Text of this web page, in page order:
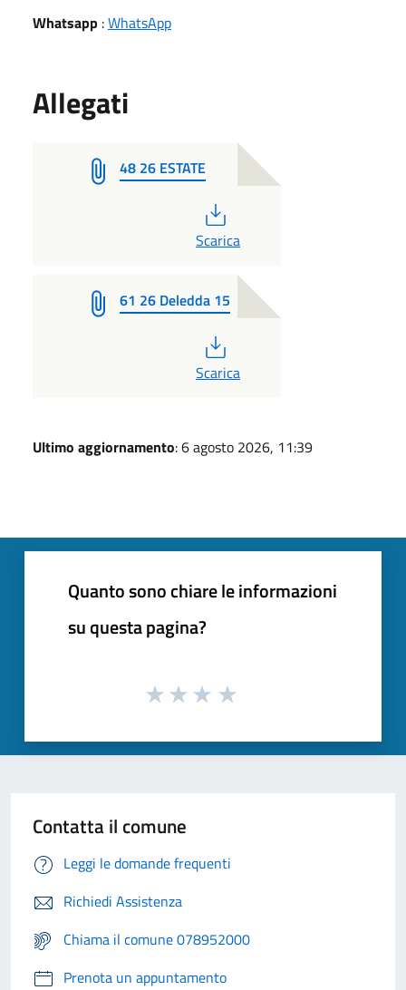
Whatsapp :WhatsApp
Allegati
48 26 ESTATE
Scarica
61 26 Deledda 15
Scarica
Ultimo aggiornamento: 6 agosto 2026, 11:39
Quanto sono chiare le informazioni
su questa pagina?
Contatta il comune
Leggi le domande frequenti
Richiedi Assistenza
Chiama il comune 078952000
Prenota un appuntamento